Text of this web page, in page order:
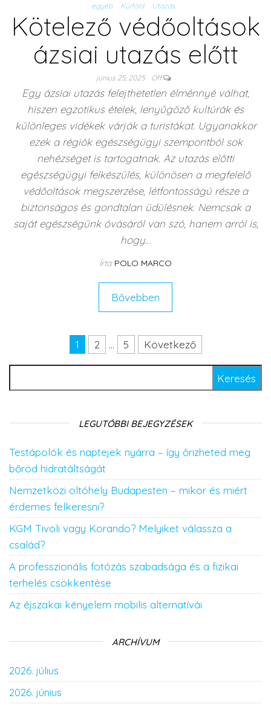
egyéb Külföld Utazás
Kötelező védőoltások
ázsiai utazás előtt
június 25, 2025 Off
Egy ázsiai utazás felejthetetlen élménnyé válhat,
hiszen egzotikus ételek, lenyűgöző kultúrák és
különleges vidékek várják a turistákat. Ugyanakkor
ezek a régiók egészségügyi szempontból sok
nehézséget is tartogatnak. Az utazás előtti
egészségügyi felkészülés, különösen a megfelelő
védőoltások megszerzése, létfontosságú része a
biztonságos és gondtalan üdülésnek. Nemcsak a
saját egészségünk óvásáról van szó, hanem arról is,
hogy…
Írta POLO MARCO
Bővebben
Bejegyzés navigáció
1 2 … 5 Következő
LEGUTÓBBI BEJEGYZÉSEK
Testápolók és naptejek nyárra – így őrizheted meg
bőröd hidratáltságát
Nemzetközi oltóhely Budapesten – mikor és miért
érdemes felkeresni?
KGM Tivoli vagy Korando? Melyiket válassza a
család?
A professzionális fotózás szabadsága és a fizikai
terhelés csökkentése
Az éjszakai kényelem mobilis alternatívái
ARCHÍVUM
2026. július
2026. június